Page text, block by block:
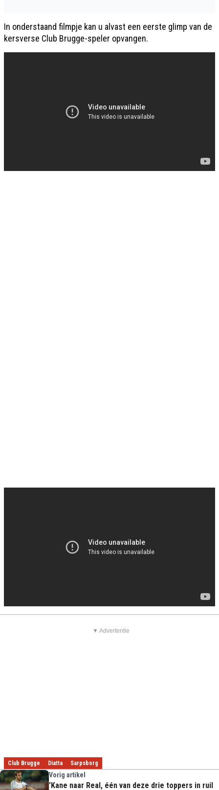
In onderstaand filmpje kan u alvast een eerste glimp van de
kersverse Club Brugge-speler opvangen.
▼ Advertentie
Club Brugge Diatta Sarpsborg
Vorig artikel
'Kane naar Real, één van deze drie toppers in ruil